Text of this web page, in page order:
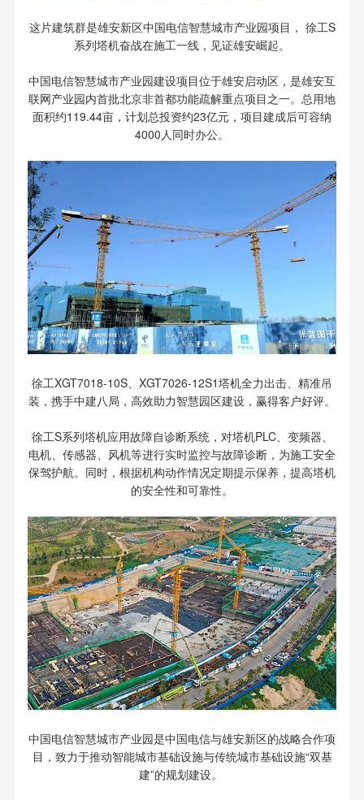
这片建筑群是雄安新区中国电信智慧城市产业园项目， 徐工S
系列塔机奋战在施工一线，见证雄安崛起。
中国电信智慧城市产业园建设项目位于雄安启动区，是雄安互
联网产业园内首批北京非首都功能疏解重点项目之一。总用地
面积约119.44亩，计划总投资约23亿元，项目建成后可容纳
4000人同时办公。
徐工XGT7018-10S、XGT7026-12S1塔机全力出击、精准吊
装，携手中建八局，高效助力智慧园区建设，赢得客户好评。
徐工S系列塔机应用故障自诊断系统，对塔机PLC、变频器、
电机、传感器、风机等进行实时监控与故障诊断，为施工安全
保驾护航。同时，根据机构动作情况定期提示保养，提高塔机
的安全性和可靠性。
中国电信智慧城市产业园是中国电信与雄安新区的战略合作项
目，致力于推动智能城市基础设施与传统城市基础设施“双基
建”的规划建设。